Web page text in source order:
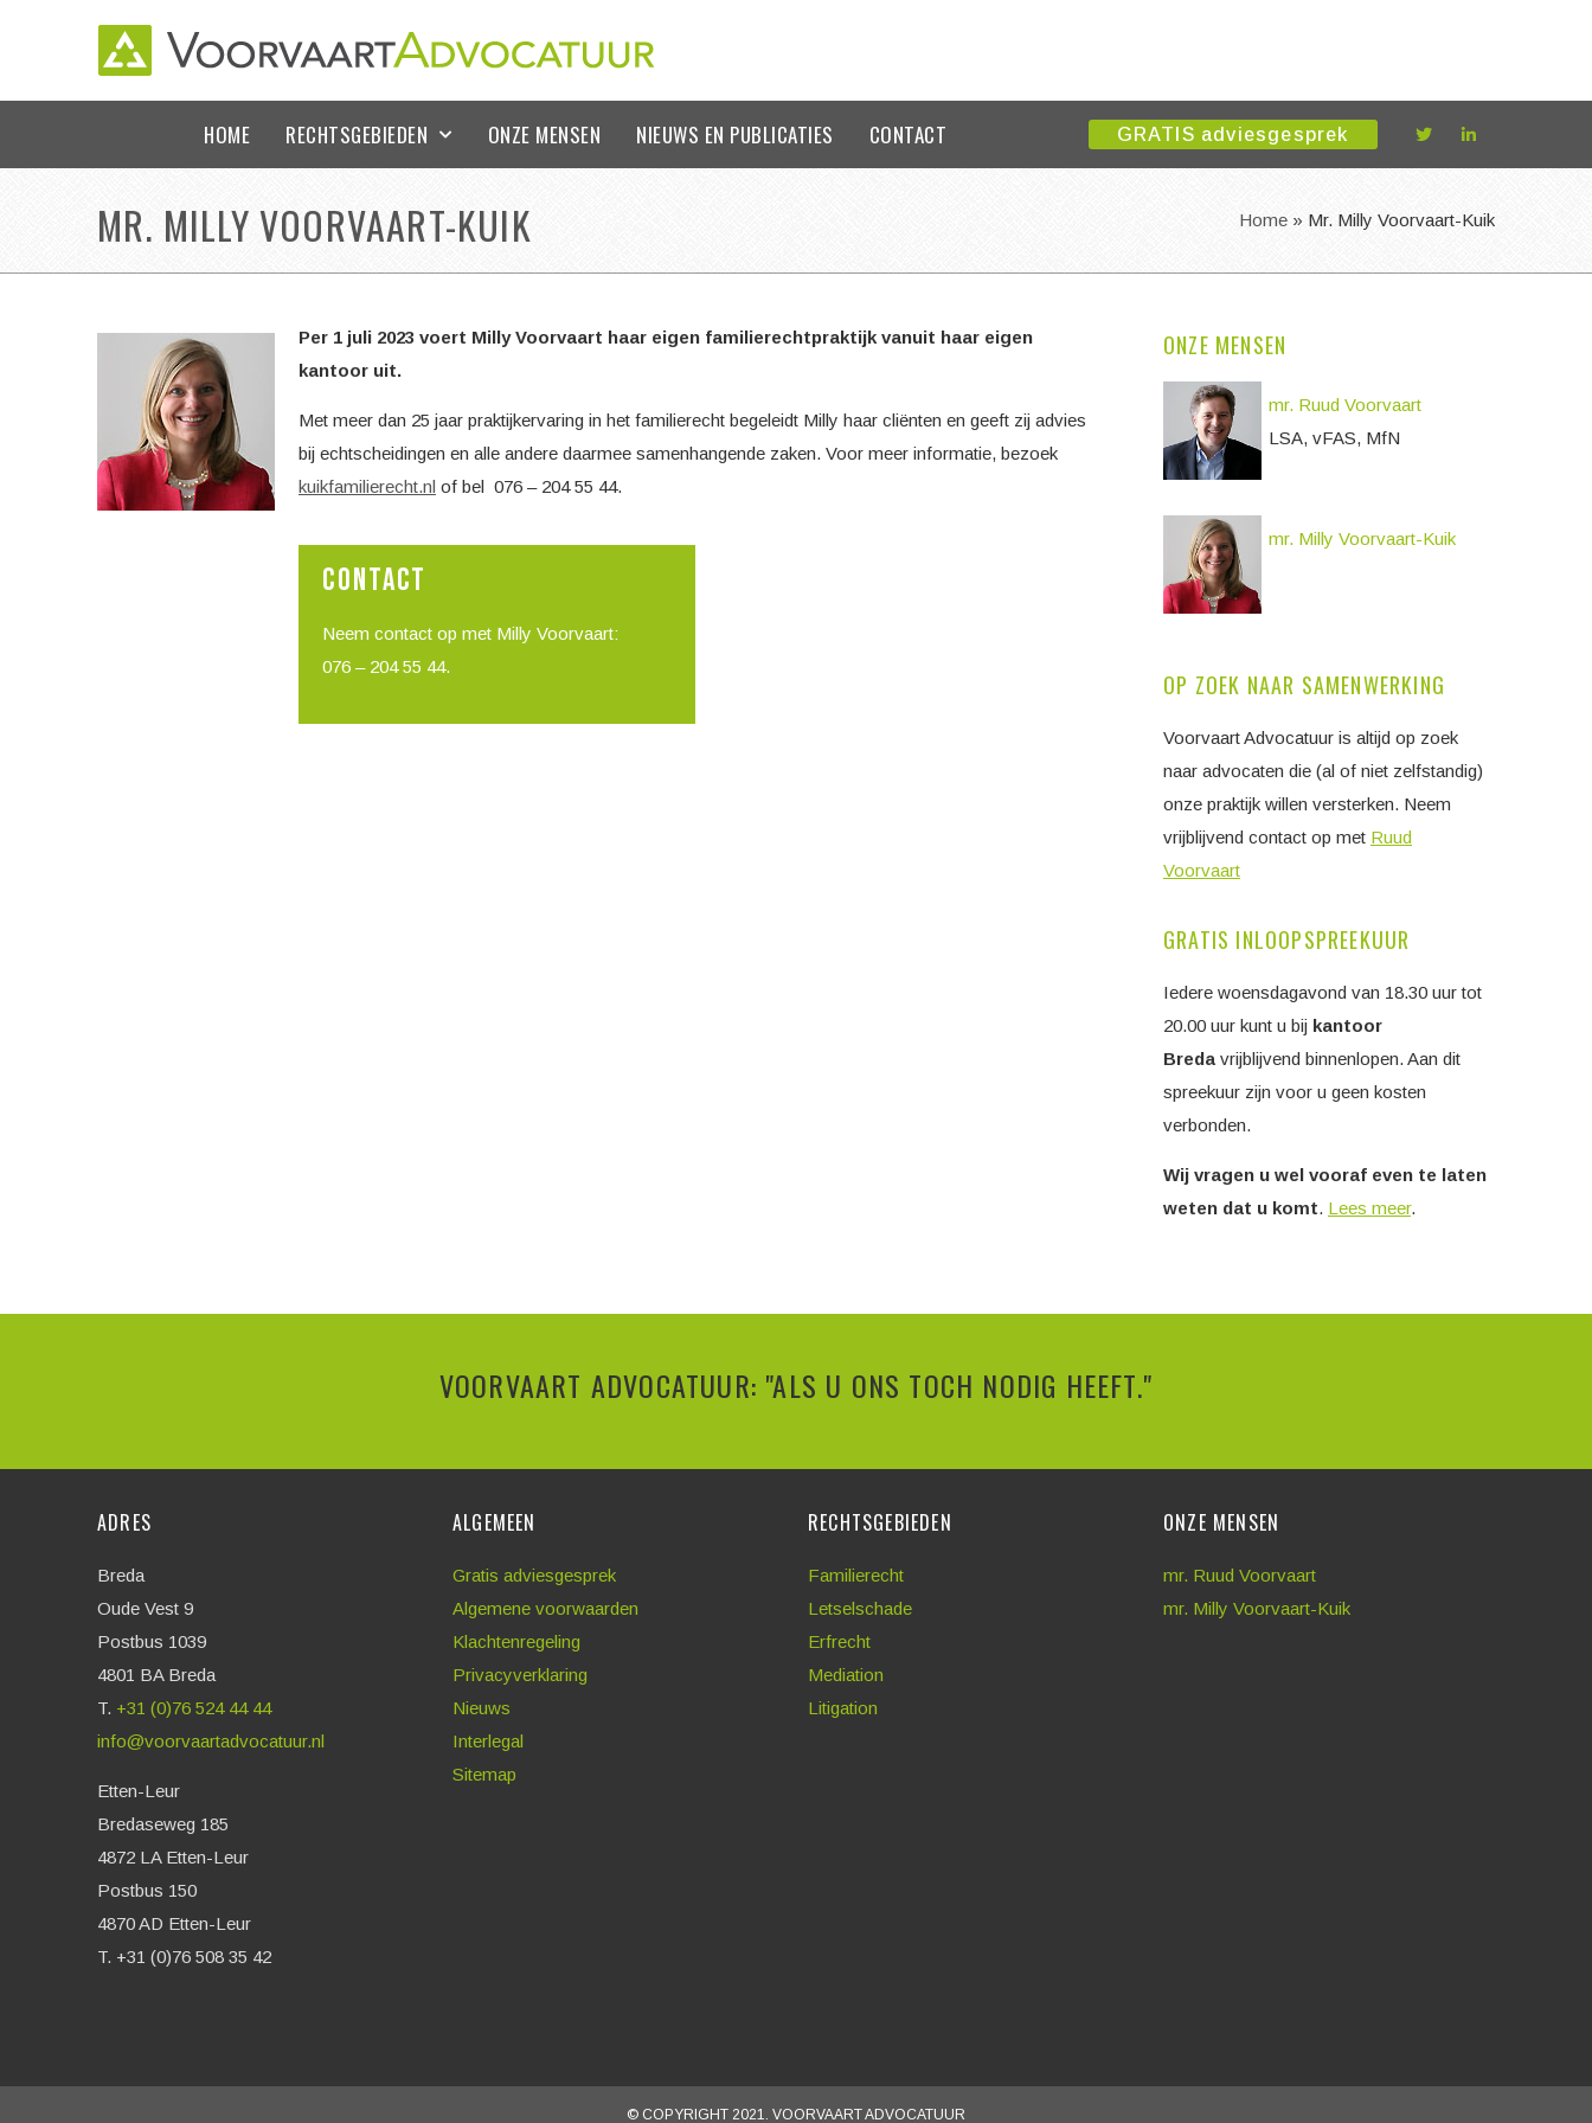
HOME RECHTSGEBIEDEN ONZE MENSEN NIEUWS EN PUBLICATIES CONTACT GRATIS adviesgesprek
MR. MILLY VOORVAART-KUIK Home » Mr. Milly Voorvaart-Kuik
Per 1 juli 2023 voert Milly Voorvaart haar eigen familierechtpraktijk vanuit haar eigen
kantoor uit.
Met meer dan 25 jaar praktijkervaring in het familierecht begeleidt Milly haar cliënten en geeft zij advies
bij echtscheidingen en alle andere daarmee samenhangende zaken. Voor meer informatie, bezoek
kuikfamilierecht.nl of bel 076 – 204 55 44.
CONTACT
Neem contact op met Milly Voorvaart:
076 – 204 55 44.
ONZE MENSEN
mr. Ruud Voorvaart
LSA, vFAS, MfN
mr. Milly Voorvaart-Kuik
OP ZOEK NAAR SAMENWERKING
Voorvaart Advocatuur is altijd op zoek
naar advocaten die (al of niet zelfstandig)
onze praktijk willen versterken. Neem
vrijblijvend contact op met Ruud
Voorvaart
GRATIS INLOOPSPREEKUUR
Iedere woensdagavond van 18.30 uur tot
20.00 uur kunt u bij kantoor
Breda vrijblijvend binnenlopen. Aan dit
spreekuur zijn voor u geen kosten
verbonden.
Wij vragen u wel vooraf even te laten
weten dat u komt. Lees meer.
VOORVAART ADVOCATUUR: "ALS U ONS TOCH NODIG HEEFT."
ADRES
Breda
Oude Vest 9
Postbus 1039
4801 BA Breda
T. +31 (0)76 524 44 44
info@voorvaartadvocatuur.nl
Etten-Leur
Bredaseweg 185
4872 LA Etten-Leur
Postbus 150
4870 AD Etten-Leur
T. +31 (0)76 508 35 42
ALGEMEEN
Gratis adviesgesprek
Algemene voorwaarden
Klachtenregeling
Privacyverklaring
Nieuws
Interlegal
Sitemap
RECHTSGEBIEDEN
Familierecht
Letselschade
Erfrecht
Mediation
Litigation
ONZE MENSEN
mr. Ruud Voorvaart
mr. Milly Voorvaart-Kuik
© COPYRIGHT 2021. VOORVAART ADVOCATUUR